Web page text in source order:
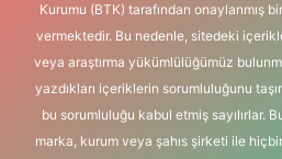
Kurumu (BTK) tarafından onaylanmış
vermektedir. Bu nedenle, sitedeki
veya araştırma yükümlülüğümüz
yazdıkları içeriklerin sorumluluğunu
bu sorumluluğu kabul etmiş sayılırlar.
marka, kurum veya şahıs şirketi ile